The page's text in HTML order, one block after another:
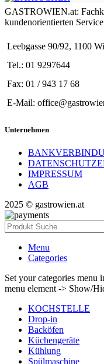
GASTROWIEN.at:
kundenorientierten
Leebgasse 90/92, 1100
Tel.: 01 9297644
Fax: 01 / 943 17 68
E-Mail:
Unternehmen
IMPRESSUM
AGB
2025 © gastrowien.at
Menu
Categories
Set your categories
menu element -> Show/
KOCHSTELLE
Drop-in
Backöfen
Küchengeräte
Kühlung
Spülmaschine